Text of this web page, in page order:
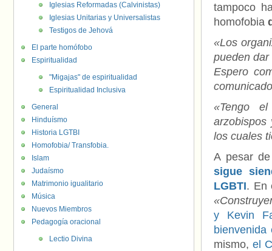
tampoco
homofobia
«Los
pueden
Espero
«Tengo
arzobispos
los cuales
A pesar
sigue
LGBTI. En
y Kevin
bienvenida
mismo, el
Iglesias Reformadas (Calvinistas)
Iglesias Unitarias y Universalistas
Testigos de Jehová
El parte homófobo
Espiritualidad
"Migajas" de espiritualidad
Espiritualidad Inclusiva
General
Hinduísmo
Historia LGTBI
Homofobia/ Transfobia.
Islam
Judaísmo
Matrimonio igualitario
Música
Nuevos Miembros
Pedagogía oracional
Lectio Divina